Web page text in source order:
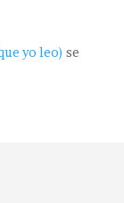
yo leo) se